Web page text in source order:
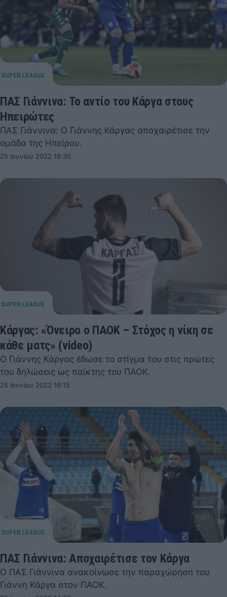
ΠΑΣ Γιάννινα: Το αντίο του Κάργα στους
Ηπειρώτες
ΠΑΣ Γιάννινα: Ο Γιάννης Κάργας αποχαιρέτισε την
ομάδα της Ηπείρου.
25 Ιουνίου 2022 19:30
Κάργας: «Όνειρο ο ΠΑΟΚ – Στόχος η νίκη σε
κάθε ματς» (video)
Ο Γιάννης Κάργας έδωσε το στίγμα του στις πρώτες
του δηλώσεις ως παίκτης του ΠΑΟΚ.
25 Ιουνίου 2022 16:15
ΠΑΣ Γιάννινα: Αποχαιρέτισε τον Κάργα
Ο ΠΑΣ Γιάννινα ανακοίνωσε την παραχώρηση του
Γιάννη Κάργα στον ΠΑΟΚ.